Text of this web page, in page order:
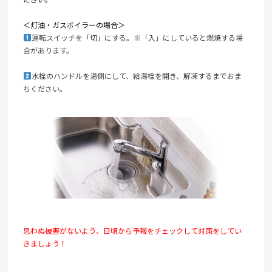
＜灯油・ガスボイラーの場合＞
運転スイッチを「切」にする。※「入」にしていると燃焼する場
合があります。
水栓のハンドルを湯側にして、給湯栓を開き、解凍するまでおま
ちください。
思わぬ被害がないよう、日頃から予報をチェックして対策をしてい
きましょう！